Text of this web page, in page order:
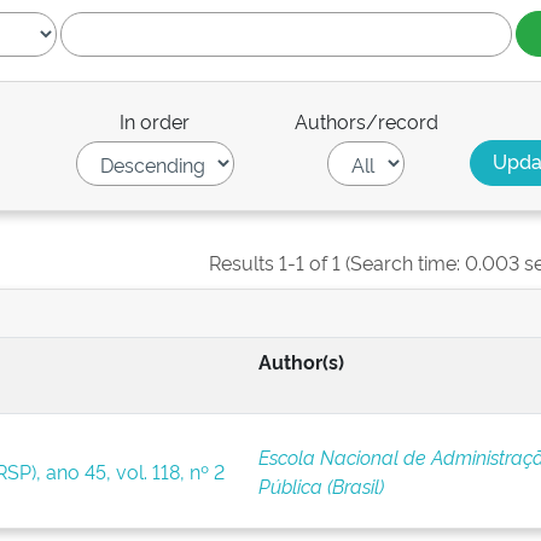
In order Authors/record
Results 1-1 of 1 (Search time: 0.003
Author(s)
ano 45, vol. 118, nº 2
Escola Nacional de
Pública (Brasil)